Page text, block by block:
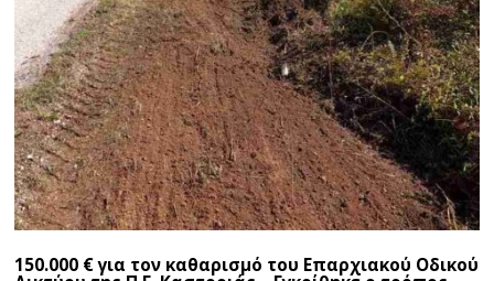
150.000 € για τον καθαρισμό του Επαρχιακού Οδικού